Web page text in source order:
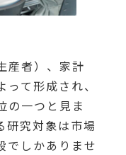
産者）、家計
て形成され、
の一つと見ま
研究対象は市場
でしかありませ